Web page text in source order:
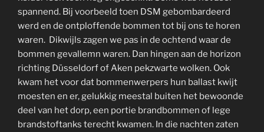
spannend. Bij voorbeeld toen DSM gebombardeerd
werd en de ontploffende bommen tot bij ons te horen
waren. Dikwijls zagen we pas in de ochtend waar de
bommen gevallemn waren. Dan hingen aan de horizon
richting Düsseldorf of Aken pekzwarte wolken. Ook
kwam het voor dat bommenwerpers hun ballast kwijt
moesten en er, gelukkig meestal buiten het bewoonde
deel van het dorp, een portie brandbommen of lege
brandstoftanks terecht kwamen. In die nachten zaten